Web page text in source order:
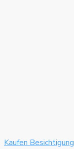
KaufenBesichtigung